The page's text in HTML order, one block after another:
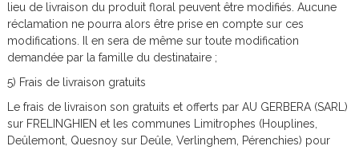
lieu de livraison du produit floral peuvent être modifiés. Aucune
réclamation ne pourra alors être prise en compte sur ces
modifications. Il en sera de même sur toute modification
demandée par la famille du destinataire ;
5) Frais de livraison gratuits
Le frais de livraison son gratuits et offerts par AU GERBERA (SARL)
sur FRELINGHIEN et les communes Limitrophes (Houplines,
Deûlemont, Quesnoy sur Deûle, Verlinghem, Pérenchies) pour